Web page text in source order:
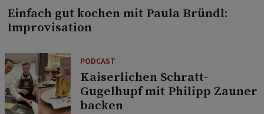
PODCAST
Kaiserlichen Schratt-
Gugelhupf mit Philipp Zauner
backen
Einfach gut kochen mit Paula Bründl:
Improvisation